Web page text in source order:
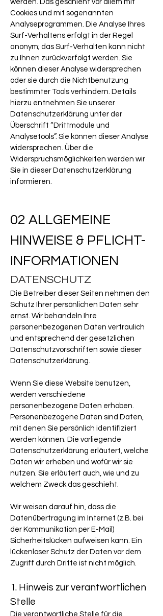
werden. Das geschieht vor allem mit
Cookies und mit sogenannten
Analyseprogrammen. Die Analyse Ihres
Surf-Verhaltens erfolgt in der Regel
anonym; das Surf-Verhalten kann nicht
zu Ihnen zurückverfolgt werden. Sie
können dieser Analyse widersprechen
oder sie durch die Nichtbenutzung
bestimmter Tools verhindern. Details
hierzu entnehmen Sie unserer
Datenschutzerklärung unter der
Überschrift “Drittmodule und
Analysetools”. Sie können dieser Analyse
widersprechen. Über die
Widerspruchsmöglichkeiten werden wir
Sie in dieser Datenschutzerklärung
informieren.
02 ALLGEMEINE
HINWEISE & PFLICHT-
INFORMATIONEN
DATENSCHUTZ
Die Betreiber dieser Seiten nehmen den
Schutz Ihrer persönlichen Daten sehr
ernst. Wir behandeln Ihre
personenbezogenen Daten vertraulich
und entsprechend der gesetzlichen
Datenschutzvorschriften sowie dieser
Datenschutzerklärung.
Wenn Sie diese Website benutzen,
werden verschiedene
personenbezogene Daten erhoben.
Personenbezogene Daten sind Daten,
mit denen Sie persönlich identifiziert
werden können. Die vorliegende
Datenschutzerklärung erläutert, welche
Daten wir erheben und wofür wir sie
nutzen. Sie erläutert auch, wie und zu
welchem Zweck das geschieht.
Wir weisen darauf hin, dass die
Datenübertragung im Internet (z.B. bei
der Kommunikation per E-Mail)
Sicherheitslücken aufweisen kann. Ein
lückenloser Schutz der Daten vor dem
Zugriff durch Dritte ist nicht möglich.
1. Hinweis zur verantwortlichen
Stelle
Die verantwortliche Stelle für die